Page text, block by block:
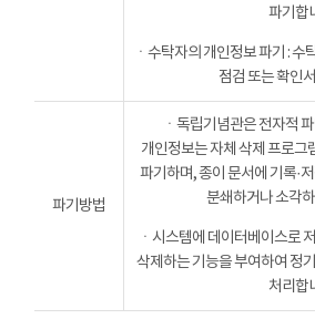
파기합
ㆍ수탁자의 개인정보 파기 :
점검 또는 확인
파기방법
ㆍ독립기념관은 전자적
개인정보는 자체 삭제 프로그
파기하며, 종이 문서에 기록·
분쇄하거나 소각
ㆍ시스템에 데이터베이스로
삭제하는 기능을 부여하여 정
처리합